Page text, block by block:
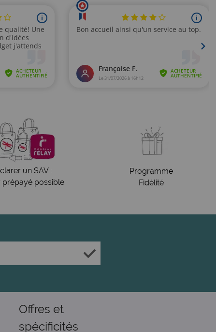
un SAV :
prépayé possible
Programme
Fidélité
Offres et
spécificités